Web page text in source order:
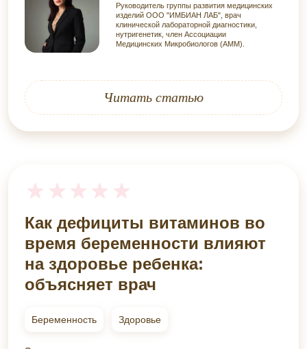
Руководитель группы развития медицинских
изделий ООО "ИМБИАН ЛАБ", врач
клинической лабораторной диагностики,
нутригенетик, член Ассоциации
Медицинских Микробиологов (АММ).
Читать статью
Как дефициты витаминов во
время беременности влияют
на здоровье ребенка:
объясняет врач
Беременность Здоровье